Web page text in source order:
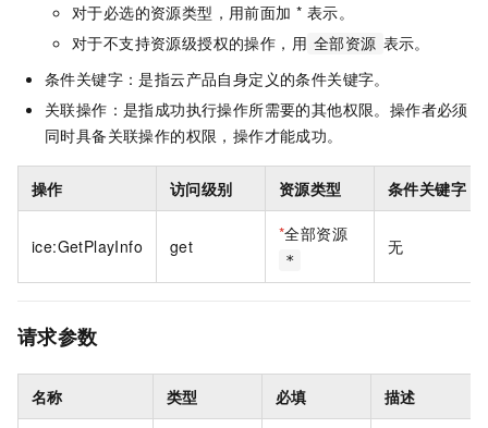
对于必选的资源类型，用前面加 * 表示。
对于不支持资源级授权的操作，用 全部资源 表示。
条件关键字：是指云产品自身定义的条件关键字。
关联操作：是指成功执行操作所需要的其他权限。操作者必须
同时具备关联操作的权限，操作才能成功。
操作 访问级别 资源类型 条件关键字
ice:GetPlayInfo get
*全部资源
*
无
请求参数
名称 类型 必填 描述